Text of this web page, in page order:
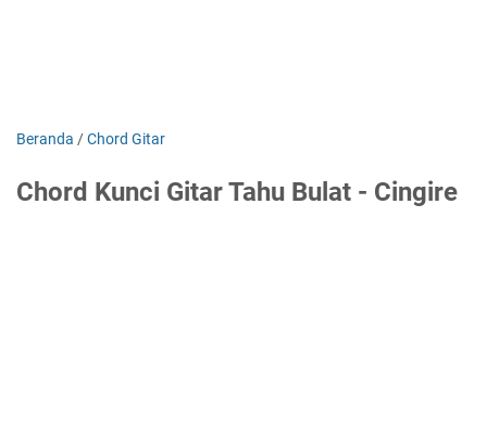
Beranda /Chord Gitar
Chord Kunci Gitar Tahu Bulat - Cingire